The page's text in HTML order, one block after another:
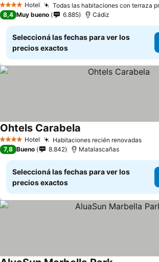
4 EstrellasHotel Todas las habitaciones con terraza
8,4 Muy bueno 6.885 Cádiz
Seleccioná las fechas para ver los
precios exactos
4 EstrellasHotel Habitaciones recién renovadas
Ohtels Carabela
7,8 Bueno 8.842 Matalascañas
Seleccioná las fechas para ver los
precios exactos